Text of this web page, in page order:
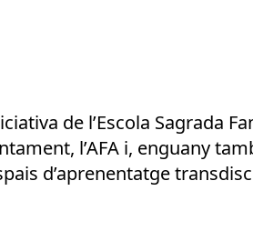
de l’Escola Sagrada
l’AFA i, enguany
d’aprenentatge